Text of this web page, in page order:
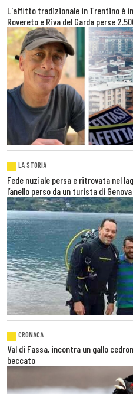
L'affitto tradizionale in Trentino è
Rovereto e Riva del Garda perse
LA STORIA
Fede nuziale persa e ritrovata nel
l’anello perso da un turista di Genova
CRONACA
Val di Fassa, incontra un gallo
beccato